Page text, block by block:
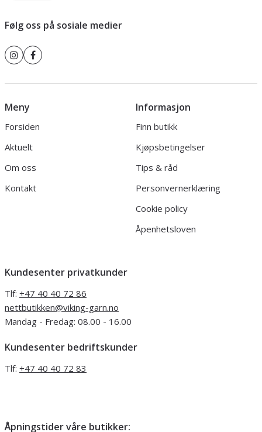
Følg oss på sosiale medier
Meny
Forsiden
Aktuelt
Om oss
Kontakt
Informasjon
Finn butikk
Kjøpsbetingelser
Tips & råd
Personvernerklæring
Cookie policy
Åpenhetsloven
Kundesenter privatkunder
Tlf: +47 40 40 72 86
nettbutikken@viking-garn.no
Mandag - Fredag: 08.00 - 16.00
Kundesenter bedriftskunder
Tlf: +47 40 40 72 83
Åpningstider våre butikker: